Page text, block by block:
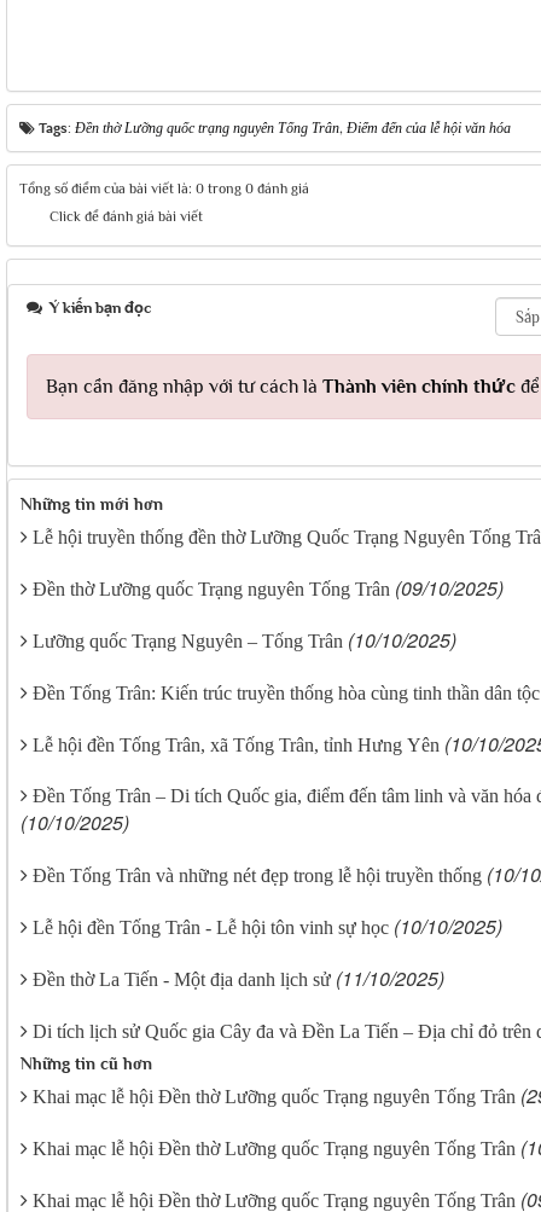
Tags: Đền thờ Lưỡng quốc trạng nguyên Tống Trân, Điểm đến của lễ hội văn hóa
Tổng số điểm của bài viết là: 0 trong 0 đánh giá
Click để đánh giá bài viết
Ý kiến bạn đọc
Bạn cần đăng nhập với tư cách là Thành viên chính thức
Những tin mới hơn
Lễ hội truyền thống đền thờ Lưỡng Quốc Trạng Nguyên Tống
Đền thờ Lưỡng quốc Trạng nguyên Tống Trân (09/10/2025)
Lưỡng quốc Trạng Nguyên – Tống Trân (10/10/2025)
Đền Tống Trân: Kiến trúc truyền thống hòa cùng tinh thần dân tộc
Lễ hội đền Tống Trân, xã Tống Trân, tỉnh Hưng Yên (10/10/
Đền Tống Trân – Di tích Quốc gia, điểm đến tâm linh và văn hóa
(10/10/2025)
Đền Tống Trân và những nét đẹp trong lễ hội truyền thống (10/
Lễ hội đền Tống Trân - Lễ hội tôn vinh sự học (10/10/2025)
Đền thờ La Tiến - Một địa danh lịch sử (11/10/2025)
Di tích lịch sử Quốc gia Cây đa và Đền La Tiến – Địa chỉ đỏ trên
Những tin cũ hơn
Khai mạc lễ hội Đền thờ Lưỡng quốc Trạng nguyên Tống Trân
Khai mạc lễ hội Đền thờ Lưỡng quốc Trạng nguyên Tống Trân
Khai mạc lễ hội Đền thờ Lưỡng quốc Trạng nguyên Tống Trân